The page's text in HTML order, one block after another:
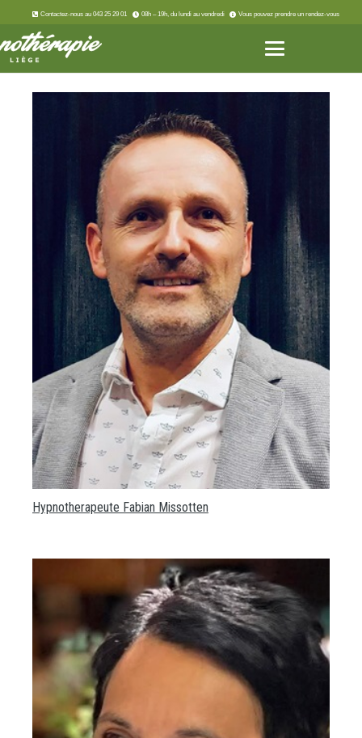
Contactez-nous au 043 25 29 01 08h – 19h, du lundi au vendredi Vous pouvez prendre un rendez-vous
Hypnotherapeute Fabian Missotten